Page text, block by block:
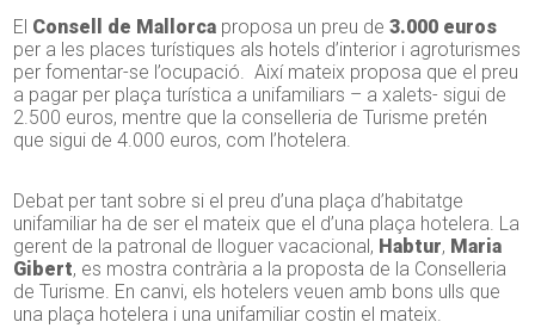
El Consell de Mallorca proposa un preu de3.000 euros
per a les places turístiques als hotels d’interior i agroturismes
per fomentar-se l’ocupació. Així mateix proposa que el preu
a pagar per plaça turística a unifamiliars – a xalets- sigui de
2.500 euros, mentre que la conselleria de Turisme pretén
que sigui de 4.000 euros, com l’hotelera.
Debat per tant sobre si el preu d’una plaça d’habitatge
unifamiliar ha de ser el mateix que el d’una plaça hotelera. La
gerent de la patronal de lloguer vacacional, Habtur, Maria
Gibert, es mostra contrària a la proposta de la Conselleria
de Turisme. En canvi, els hotelers veuen amb bons ulls que
una plaça hotelera i una unifamiliar costin el mateix.